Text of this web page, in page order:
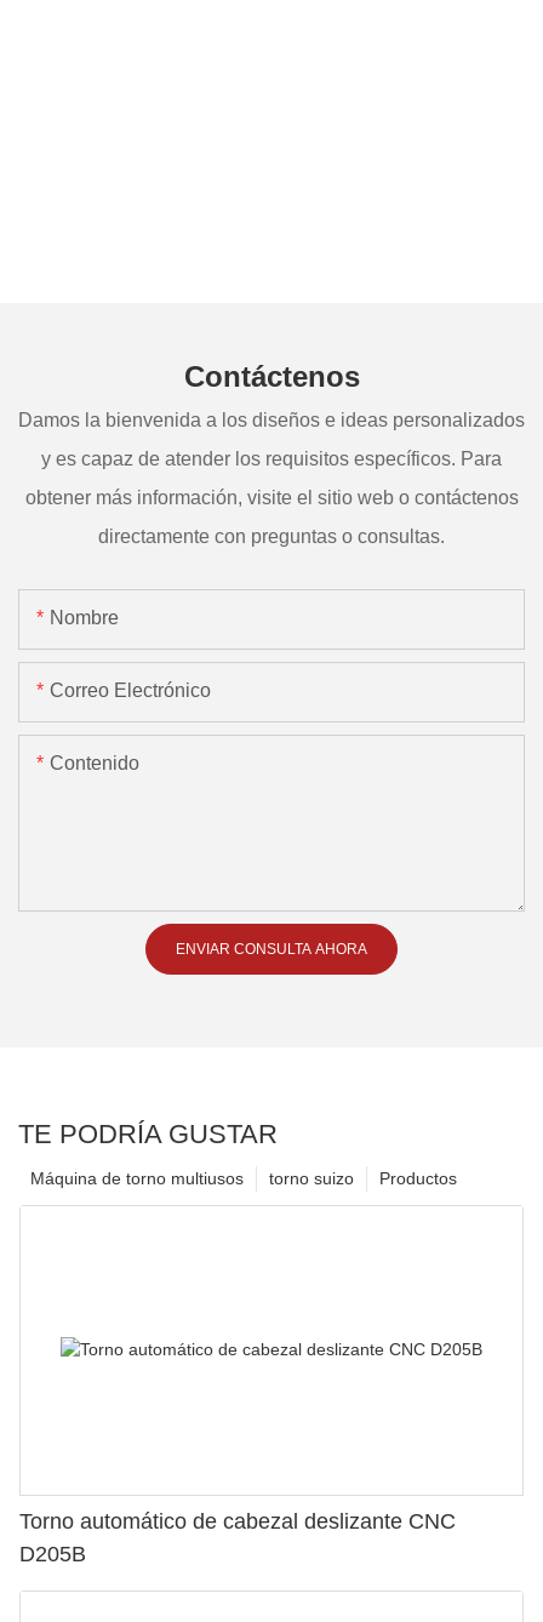
Contáctenos
Damos la bienvenida a los diseños e ideas personalizados
y es capaz de atender los requisitos específicos. Para
obtener más información, visite el sitio web o contáctenos
directamente con preguntas o consultas.
Nombre
Correo Electrónico
Contenido
ENVIAR CONSULTA AHORA
TE PODRÍA GUSTAR
Productos
torno suizo
Máquina de torno multiusos
Torno automático de cabezal deslizante CNC
D205B